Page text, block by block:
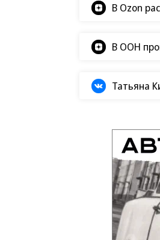
В Ozon
В ООН
Татьяна